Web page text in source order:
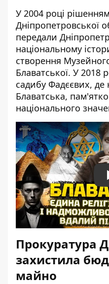
У 2004 році
Дніпропетровської
передали
національному
створення
Блаватської. У 2018
садибу Фадєєвих,
Блаватська,
національного
Прокуратура
захистила
майно